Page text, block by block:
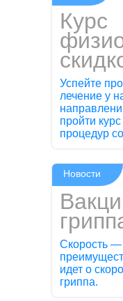
Курс
Успейте
лечение у
пройти
процедур
Скорость —
идет о
гриппа.
Новости